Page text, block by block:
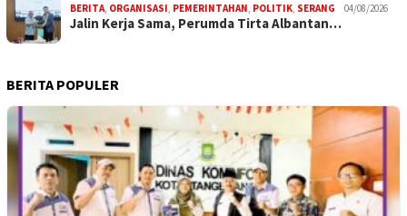
BERITA ORGANISASI PEMERINTAHAN POLITIK SERANG 04/08/2026
Jalin Kerja Sama, Perumda Tirta Albantan…
BERITA POPULER